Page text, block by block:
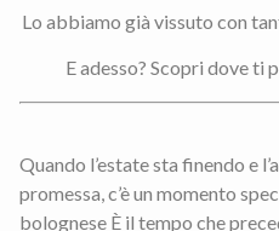
Lo abbiamo già vissuto con
E adesso? Scopri dove ti
Quando l’estate sta finendo e
promessa, c’è un momento
bolognese È il tempo che